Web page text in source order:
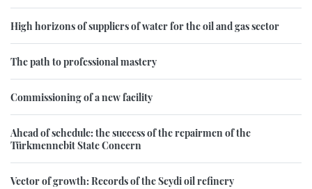
High horizons of suppliers of water for the oil and gas sector
The path to professional mastery
Commissioning of a new facility
Ahead of schedule: the success of the repairmen of the
Türkmennebit State Concern
Vector of growth: Records of the Seydi oil refinery